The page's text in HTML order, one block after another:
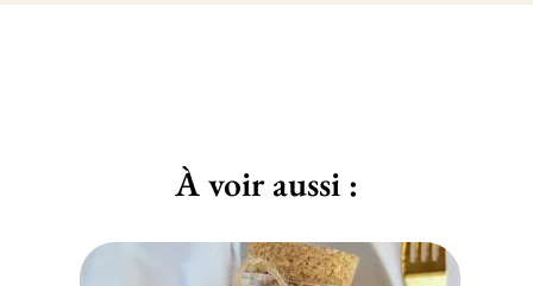
À voir aussi :